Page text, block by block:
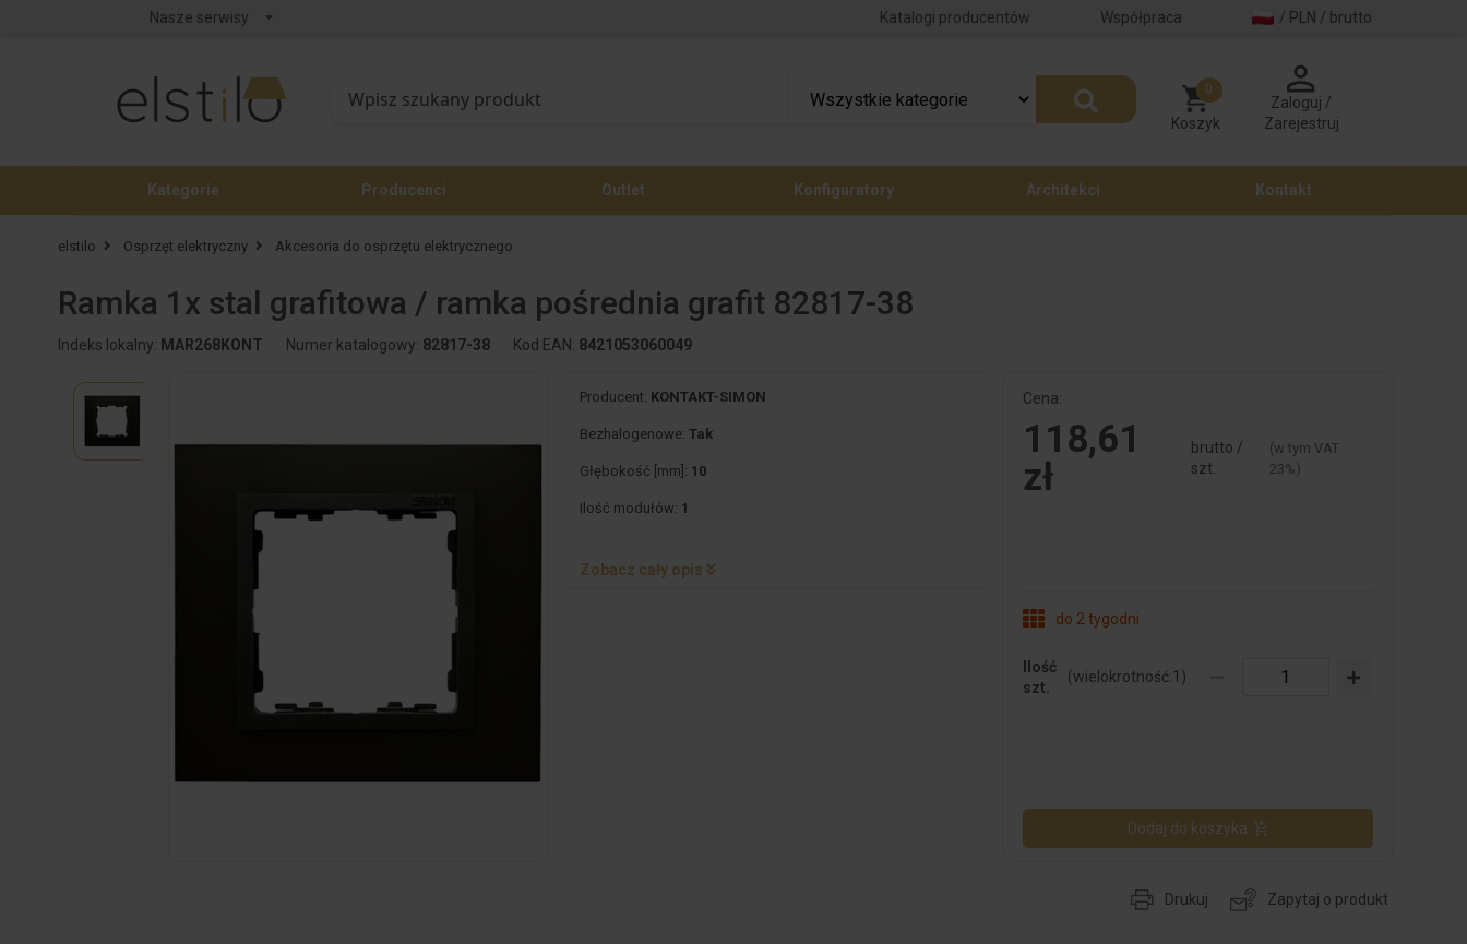
Nasze serwisy Katalogi producentów Współpraca / PLN / brutto
Koszyk
0
Zaloguj /
Zarejestruj
Kategorie Producenci Outlet Konfiguratory Architekci Kontakt
elstilo Osprzęt elektryczny Akcesoria do osprzętu elektrycznego
Ramka 1x stal grafitowa / ramka pośrednia grafit 82817-38
Indeks lokalny: MAR268KONT Numer katalogowy: 82817-38 Kod EAN: 8421053060049
Producent: KONTAKT-SIMON
Bezhalogenowe:Tak
Głębokość [mm]: 10
Ilość modułów: 1
Zobacz cały opis
Cena:
118,61
zł
brutto /
szt.
(w tym VAT
23%)
do 2 tygodni
Ilość
szt.
(wielokrotność:1 )
Dodaj do koszyka
Drukuj Zapytaj o produkt